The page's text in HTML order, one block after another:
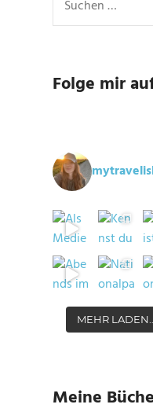
nach:
Folge mir
MEHR LADEN…
Meine